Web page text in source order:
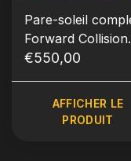
Pare-soleil
Forward Collision
Volvo FH4/5 Type
€550,00
AFFICHER LE
PRODUIT